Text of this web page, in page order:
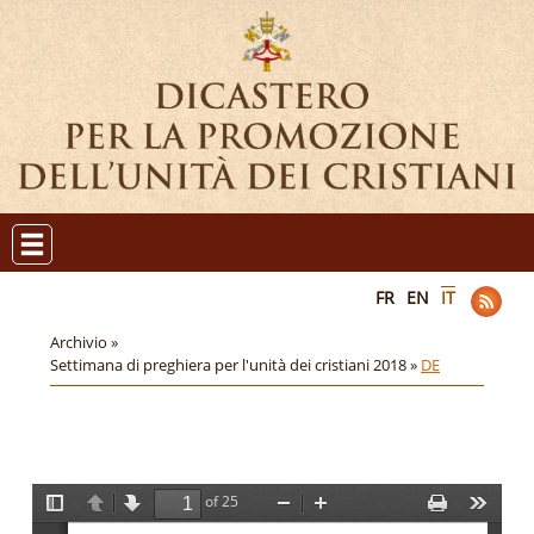
FR EN IT
Archivio »
Settimana di preghiera per l'unità dei cristiani 2018 » DE
T
P
N
of 25
P
T
Z
Z